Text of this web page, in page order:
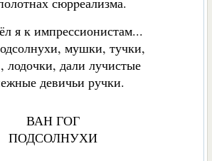
я к импрессионистам...
мушки, тучки,
лодочки, дали лучистые
девичьи ручки.
ВАН ГОГ
ПОДСОЛНУХИ